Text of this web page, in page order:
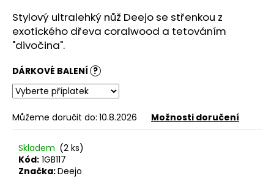
Stylový ultralehký nůž Deejo se střenkou z
exotického dřeva coralwood a tetováním
"divočina".
DÁRKOVÉ BALENÍ ?
Můžeme doručit do: 10.8.2026 Možnosti doručení
Skladem (2 ks)
Kód: 1GB117
Značka:Deejo
D
o
p
r
u
č
u
j
m
e